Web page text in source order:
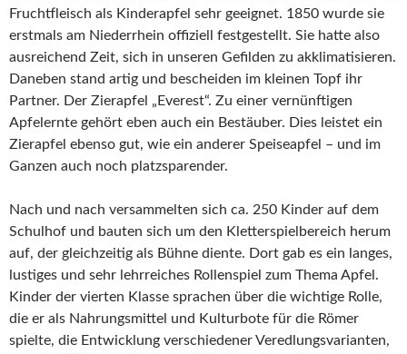
Fruchtfleisch als Kinderapfel sehr geeignet. 1850 wurde sie
erstmals am Niederrhein offiziell festgestellt. Sie hatte also
ausreichend Zeit, sich in unseren Gefilden zu akklimatisieren.
Daneben stand artig und bescheiden im kleinen Topf ihr
Partner. Der Zierapfel „Everest“. Zu einer vernünftigen
Apfelernte gehört eben auch ein Bestäuber. Dies leistet ein
Zierapfel ebenso gut, wie ein anderer Speiseapfel – und im
Ganzen auch noch platzsparender.
Nach und nach versammelten sich ca. 250 Kinder auf dem
Schulhof und bauten sich um den Kletterspielbereich herum
auf, der gleichzeitig als Bühne diente. Dort gab es ein langes,
lustiges und sehr lehrreiches Rollenspiel zum Thema Apfel.
Kinder der vierten Klasse sprachen über die wichtige Rolle,
die er als Nahrungsmittel und Kulturbote für die Römer
spielte, die Entwicklung verschiedener Veredlungsvarianten,